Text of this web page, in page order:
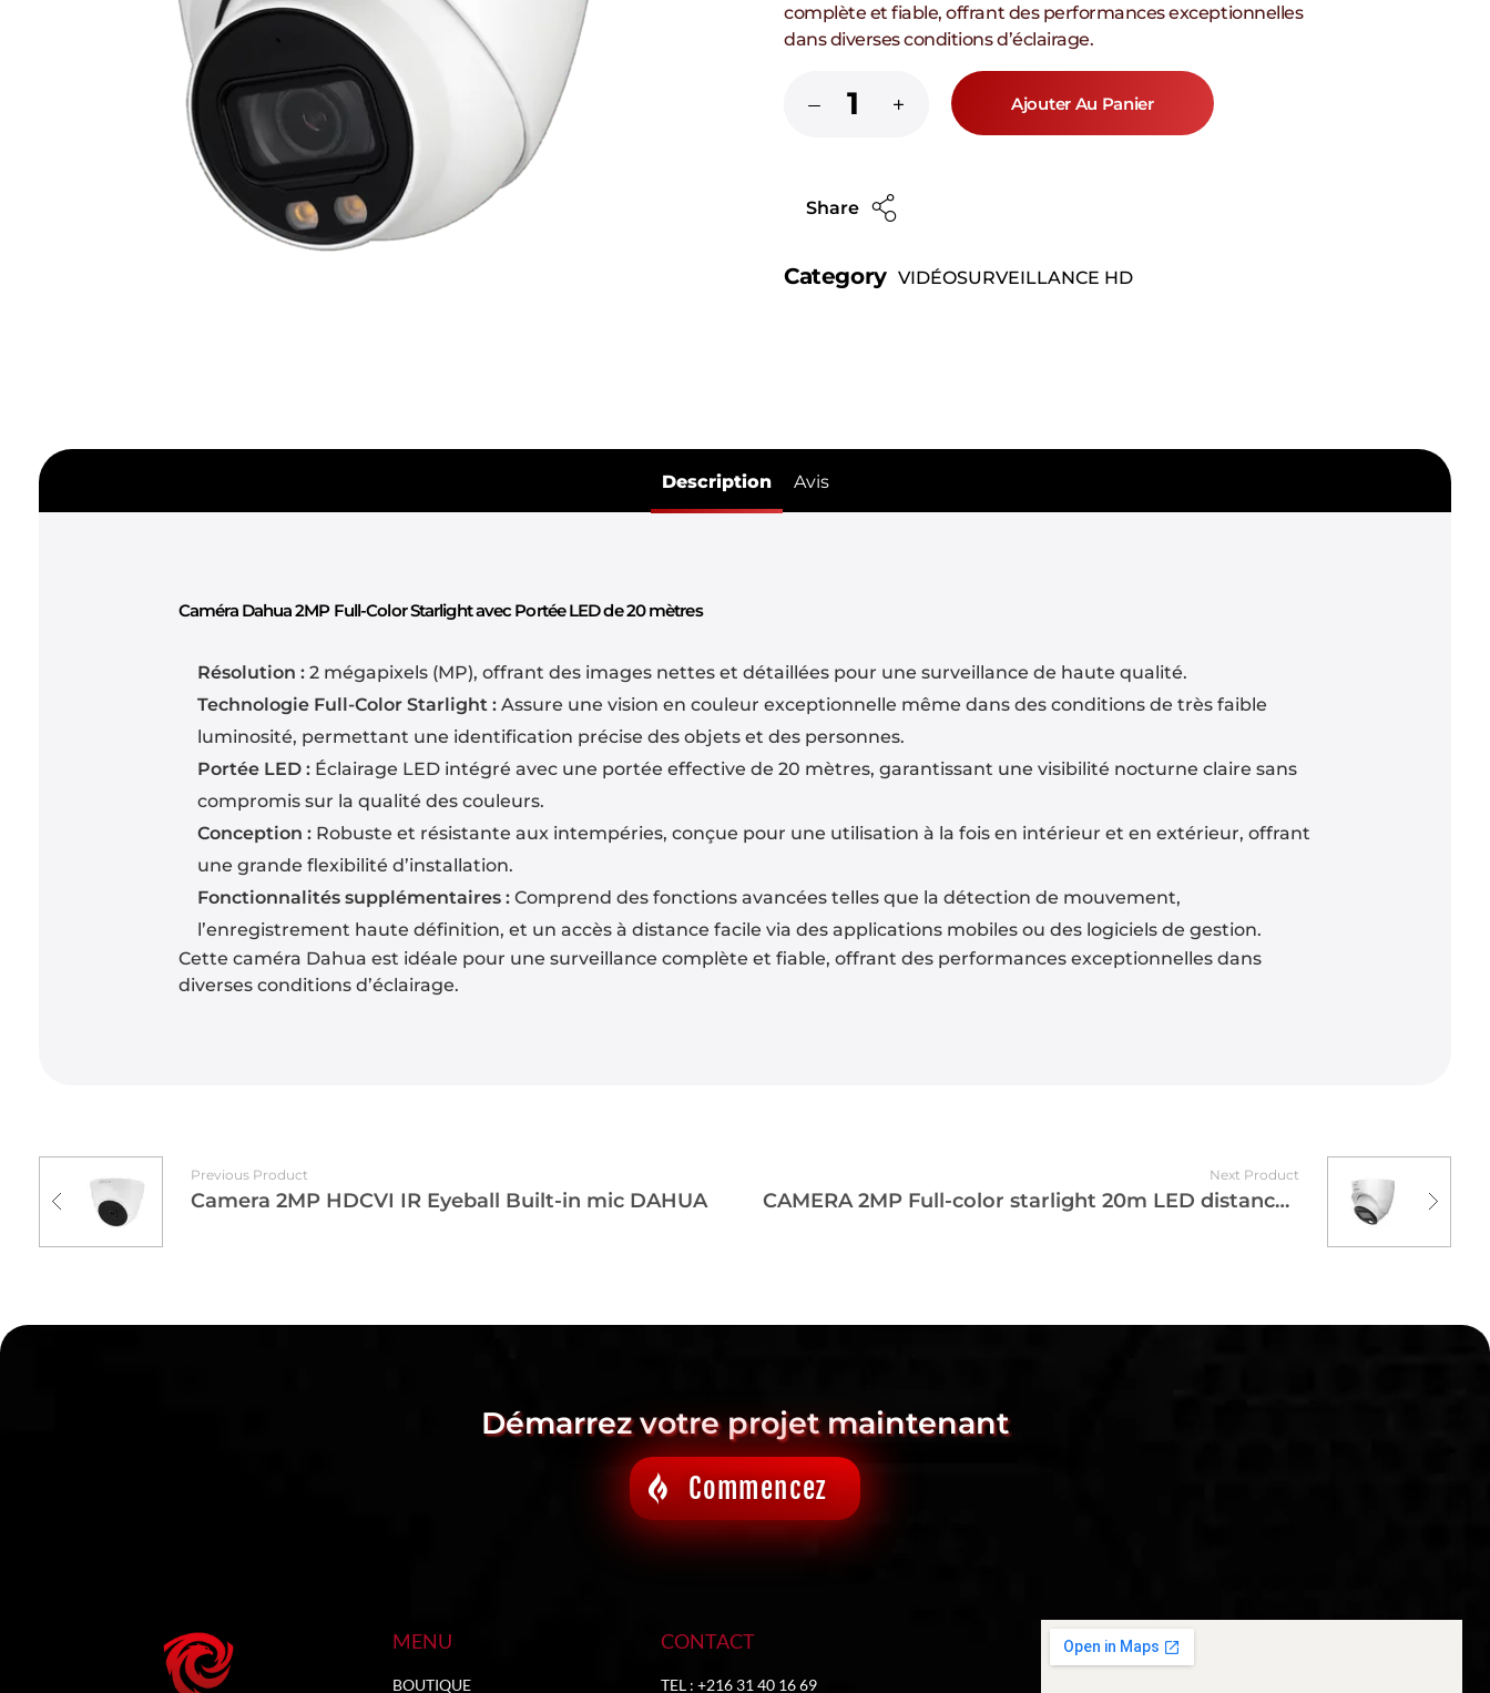
complète et fiable, offrant des performances exceptionnelles
dans diverses conditions d’éclairage.
Ajouter Au Panier
Share
Category VIDÉOSURVEILLANCE HD
Description Avis
Caméra Dahua 2MP Full-Color Starlight avec Portée LED de 20 mètres
Résolution : 2 mégapixels (MP), offrant des images nettes et détaillées pour une surveillance de haute qualité.
Technologie Full-Color Starlight : Assure une vision en couleur exceptionnelle même dans des conditions de très faible
luminosité, permettant une identification précise des objets et des personnes.
Portée LED : Éclairage LED intégré avec une portée effective de 20 mètres, garantissant une visibilité nocturne claire sans
compromis sur la qualité des couleurs.
Conception : Robuste et résistante aux intempéries, conçue pour une utilisation à la fois en intérieur et en extérieur, offrant
une grande flexibilité d’installation.
Fonctionnalités supplémentaires : Comprend des fonctions avancées telles que la détection de mouvement,
l’enregistrement haute définition, et un accès à distance facile via des applications mobiles ou des logiciels de gestion.
Cette caméra Dahua est idéale pour une surveillance complète et fiable, offrant des performances exceptionnelles dans
diverses conditions d’éclairage.
Previous Product
Camera 2MP HDCVI IR Eyeball Built-in mic DAHUA
Next Product
CAMERA 2MP Full-color starlight 20m LED distance DAHUA
Démarrez votre projet maintenant
Commencez
MENU
BOUTIQUE
CONTACT
TEL : +216 31 40 16 69